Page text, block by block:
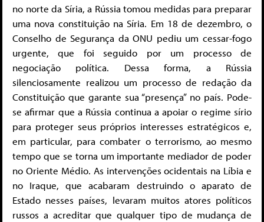
no norte da Síria, a Rússia tomou medidas para preparar
uma nova constituição na Síria. Em 18 de dezembro, o
Conselho de Segurança da ONU pediu um cessar-fogo
urgente, que foi seguido por um processo de
negociação política. Dessa forma, a Rússia
silenciosamente realizou um processo de redação da
Constituição que garante sua “presença” no país. Pode-
se afirmar que a Rússia continua a apoiar o regime sírio
para proteger seus próprios interesses estratégicos e,
em particular, para combater o terrorismo, ao mesmo
tempo que se torna um importante mediador de poder
no Oriente Médio. As intervenções ocidentais na Líbia e
no Iraque, que acabaram destruindo o aparato de
Estado nesses países, levaram muitos atores políticos
russos a acreditar que qualquer tipo de mudança de